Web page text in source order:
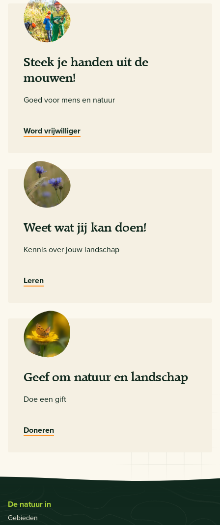
Steek je handen uit de
mouwen!
Goed voor mens en natuur
Word vrijwilliger
Weet wat jij kan doen!
Kennis over jouw landschap
Leren
Geef om natuur en landschap
Doe een gift
Doneren
De natuur in
Gebieden